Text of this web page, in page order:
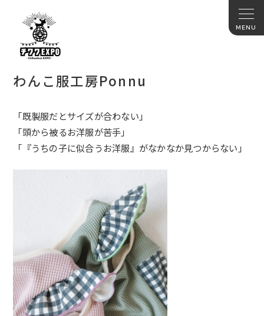
わんこ服工房Ponnu
「既製服だとサイズが合わない」
「頭から被るお洋服が苦手」
「『うちの子に似合うお洋服』がなかなか見つからない」